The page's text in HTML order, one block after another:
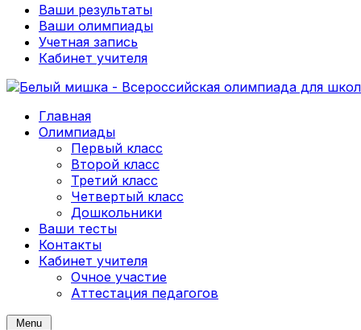
Ваши результаты
Ваши олимпиады
Учетная запись
Кабинет учителя
Главная
Олимпиады
Первый класс
Второй класс
Третий класс
Четвертый класс
Дошкольники
Ваши тесты
Контакты
Кабинет учителя
Очное участие
Аттестация педагогов
Menu